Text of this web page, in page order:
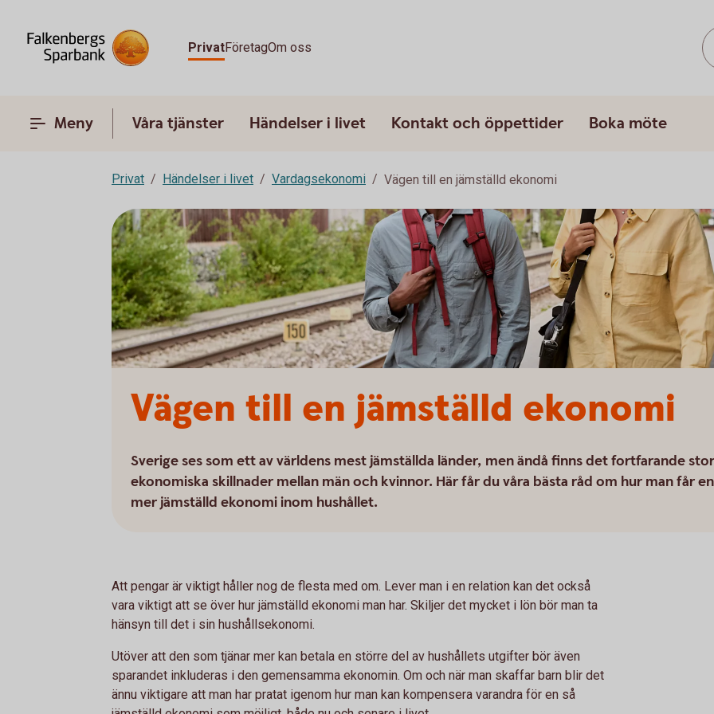
PrivatFöretagOm oss
Meny Våra tjänster Händelser i livet Kontakt och öppettider Boka möte
Privat Händelser i livet Vardagsekonomi Vägen till en jämställd ekonomi
Vägen till en jämställd ekonomi
Sverige ses som ett av världens mest jämställda länder, men ändå finns det fortfarande
ekonomiska skillnader mellan män och kvinnor. Här får du våra bästa råd om hur man får en
mer jämställd ekonomi inom hushållet.
Att pengar är viktigt håller nog de flesta med om. Lever man i en relation kan det också
vara viktigt att se över hur jämställd ekonomi man har. Skiljer det mycket i lön bör man ta
hänsyn till det i sin hushållsekonomi.
Utöver att den som tjänar mer kan betala en större del av hushållets utgifter bör även
sparandet inkluderas i den gemensamma ekonomin. Om och när man skaffar barn blir det
ännu viktigare att man har pratat igenom hur man kan kompensera varandra för en så